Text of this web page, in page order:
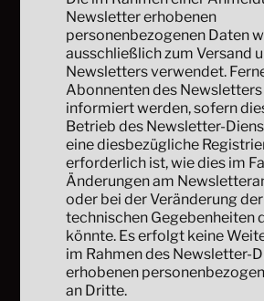
Newsletter erhobenen
personenbezogenen Daten
ausschließlich zum Versand
Newsletters verwendet.
Abonnenten des Newsletters
informiert werden, sofern
Betrieb des Newsletter-
eine diesbezügliche
erforderlich ist, wie dies im
Änderungen am
oder bei der Veränderung der
technischen Gegebenheiten
könnte. Es erfolgt keine
im Rahmen des Newsletter-
erhobenen
an Dritte.